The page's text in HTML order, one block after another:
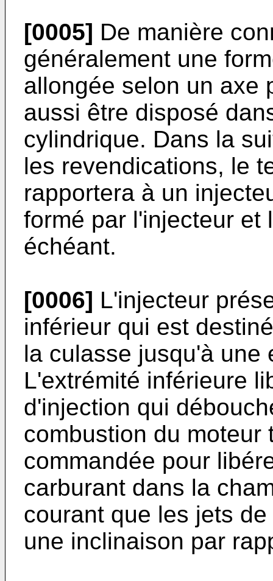
[0005] De manière
généralement une
allongée selon un axe
aussi être disposé
cylindrique. Dans la
les revendications, le
rapportera à un
formé par l'injecteur et
échéant.
[0006] L'injecteur
inférieur qui est
la culasse jusqu'à une
L'extrémité inférieure
d'injection qui
combustion du moteur
commandée pour
carburant dans la
courant que les jets
une inclinaison par